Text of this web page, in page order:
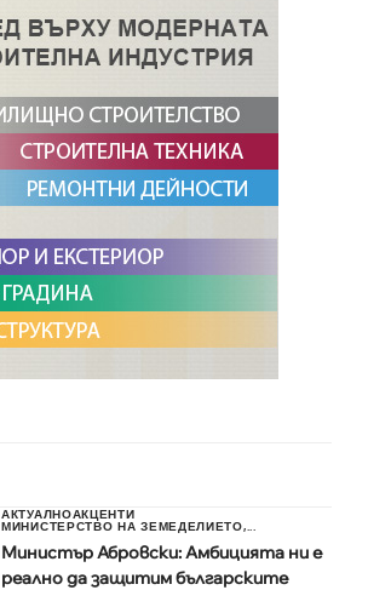
АКТУАЛНОАКЦЕНТИ
МИНИСТЕРСТВО НА ЗЕМЕДЕЛИЕТО,...
Министър Абровски: Амбицията ни е
реално да защитим българските